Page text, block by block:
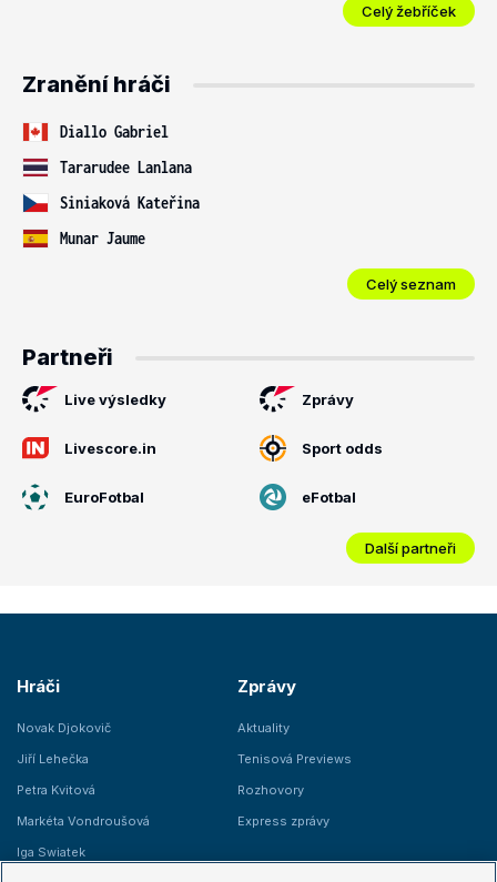
Celý žebříček
Zranění hráči
Diallo Gabriel
Tararudee Lanlana
Siniaková Kateřina
Munar Jaume
Celý seznam
Partneři
Live výsledky Zprávy
Livescore.in Sport odds
EuroFotbal eFotbal
Další partneři
Hráči
Novak Djokovič
Jiří Lehečka
Petra Kvitová
Markéta Vondroušová
Iga Swiatek
Zprávy
Aktuality
Tenisová Previews
Rozhovory
Express zprávy